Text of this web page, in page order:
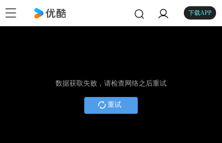
下载APP
数据获取失败，请检查网络之后重试
重试